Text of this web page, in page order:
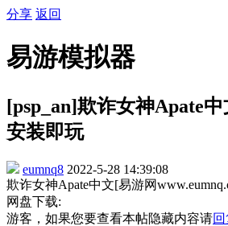
分享 返回
易游模拟器
[psp_an]欺诈女神Apate
安装即玩
eumnq8 2022-5-28 14:39:08
欺诈女神Apate中文[易游网
网盘下载:
游客，如果您要查看本帖隐藏内容请回